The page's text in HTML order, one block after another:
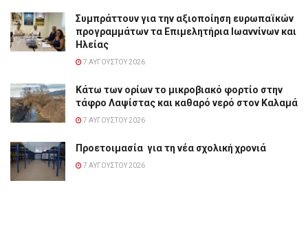
Συμπράττουν για την αξιοποίηση ευρωπαϊκών
προγραμμάτων τα Επιμελητήρια Ιωαννίνων και
Ηλείας
7 ΑΥΓΟΎΣΤΟΥ 2026
Κάτω των ορίων το μικροβιακό φορτίο στην
τάφρο Λαψίστας και καθαρό νερό στον Καλαμά
7 ΑΥΓΟΎΣΤΟΥ 2026
Προετοιμασία για τη νέα σχολική χρονιά
7 ΑΥΓΟΎΣΤΟΥ 2026